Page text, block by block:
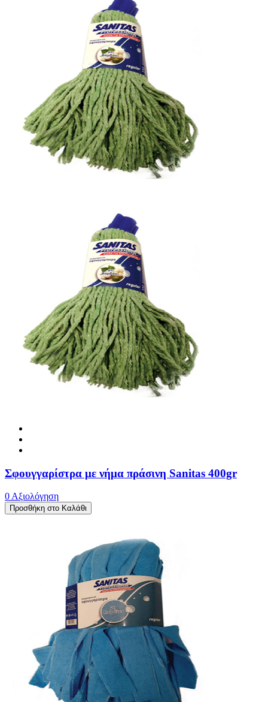
Σφουγγαρίστρα με νήμα πράσινη Sanitas 400gr
0 Αξιολόγηση
Προσθήκη στο Καλάθι